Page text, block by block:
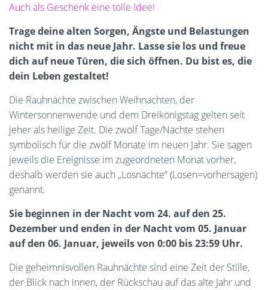
Auch als Geschenk eine tolle Idee!
Trage deine alten Sorgen, Ängste und Belastungen
nicht mit in das neue Jahr. Lasse sie los und freue
dich auf neue Türen, die sich öffnen. Du bist es, die
dein Leben gestaltet!
Die Rauhnächte zwischen Weihnachten, der
Wintersonnenwende und dem Dreikönigstag gelten seit
jeher als heilige Zeit. Die zwölf Tage/Nächte stehen
symbolisch für die zwölf Monate im neuen Jahr. Sie sagen
jeweils die Ereignisse im zugeordneten Monat vorher,
deshalb werden sie auch „Losnächte“ (Losen=vorhersagen)
genannt.
Sie beginnen in der Nacht vom 24. auf den 25.
Dezember und enden in der Nacht vom 05. Januar
auf den 06. Januar, jeweils von 0:00 bis 23:59 Uhr.
Die geheimnisvollen Rauhnächte sind eine Zeit der Stille,
der Blick nach innen, der Rückschau auf das alte Jahr und